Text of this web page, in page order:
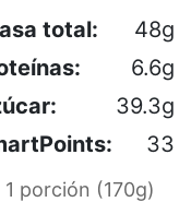
total:
48g
6.6g
39.3g
33
porción (170g)